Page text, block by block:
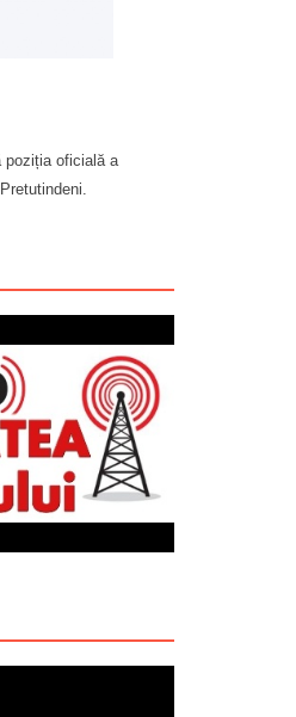
poziția oficială a